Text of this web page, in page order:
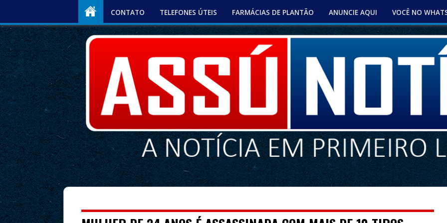
CONTATO TELEFONES ÚTEIS FARMÁCIAS DE PLANTÃO ANUNCIE AQUI VOCÊ NO